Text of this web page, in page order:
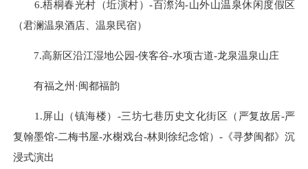
6.梧桐春光村（坵演村）-百漈沟-山外山温泉休闲度假区
（君澜温泉酒店、温泉民宿）
7.高新区沿江湿地公园-侠客谷-水项古道-龙泉温泉山庄
有福之州·闽都福韵
1.屏山（镇海楼）-三坊七巷历史文化街区（严复故居-严
复翰墨馆-二梅书屋-水榭戏台-林则徐纪念馆）-《寻梦闽都》沉
浸式演出